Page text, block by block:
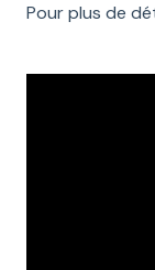
Pour plus de